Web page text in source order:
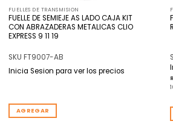
FUELLES DE TRANSMISION
FUELLE DE SEMIEJE AS LADO CAJA KIT
CON ABRAZADERAS METALICAS CLIO
EXPRESS 9 11 19
SKU FT9007-AB
Inicia Sesion para ver los precios
AGREGAR